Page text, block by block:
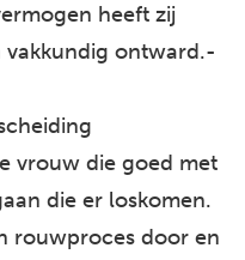
heeft zij
vakkundig ontward.-
vrouw die goed met
die er loskomen.
rouwproces door en